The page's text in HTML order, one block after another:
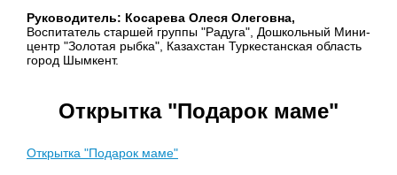
Руководитель: Косарева Олеся Олеговна,
Воспитатель старшей группы "Радуга", Дошкольный Мини-
центр "Золотая рыбка", Казахстан Туркестанская область
город Шымкент.
Открытка "Подарок маме"
Открытка "Подарок маме"